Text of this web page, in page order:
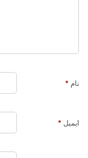
نام *
ایمیل *